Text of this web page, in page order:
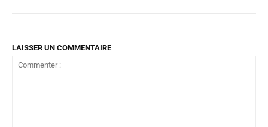
LAISSER UN COMMENTAIRE